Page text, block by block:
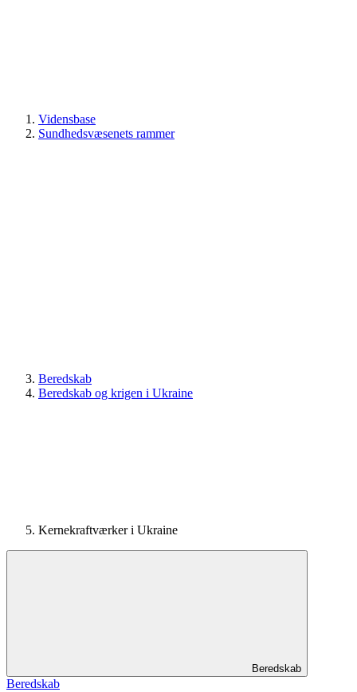
Vidensbase
Sundhedsvæsenets rammer
Beredskab
Beredskab og krigen i Ukraine
Kernekraftværker i Ukraine
Beredskab
Beredskab